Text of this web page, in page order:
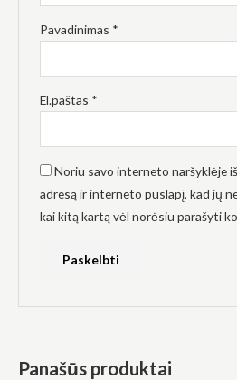
Pavadinimas *
El.paštas *
Noriu savo interneto naršyklėje
adresą ir interneto puslapį, kad jų
kai kitą kartą vėl norėsiu parašyti
Panašūs produktai